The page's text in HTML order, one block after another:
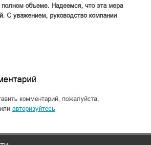
полном объеме. Надеемся, что эта мера
С уважением, руководство компании
комментарий, пожалуйста,
или авторизуйтесь